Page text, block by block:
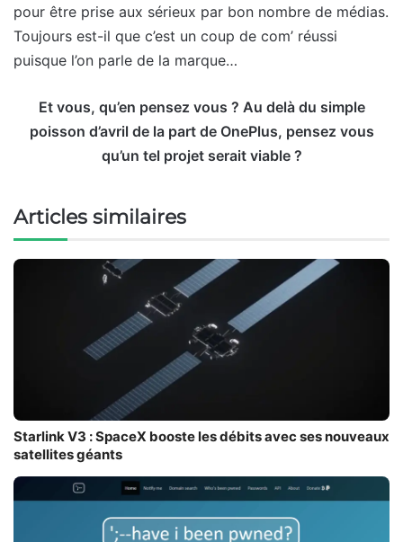
pour être prise aux sérieux par bon nombre de médias.
Toujours est-il que c’est un coup de com’ réussi
puisque l’on parle de la marque…
Et vous, qu’en pensez vous ? Au delà du simple
poisson d’avril de la part de OnePlus, pensez vous
qu’un tel projet serait viable ?
Articles similaires
Starlink V3 : SpaceX booste les débits avec ses nouveaux
satellites géants